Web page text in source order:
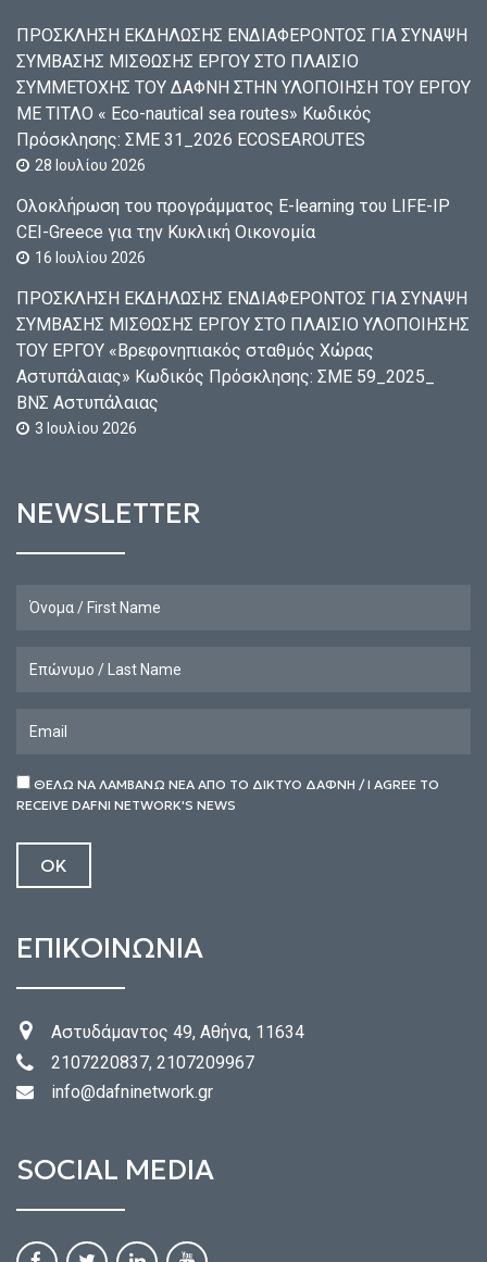
ΠΡΟΣΚΛΗΣΗ ΕΚΔΗΛΩΣΗΣ ΕΝΔΙΑΦΕΡΟΝΤΟΣ ΓΙΑ ΣΥΝΑΨΗ
ΣΥΜΒΑΣΗΣ ΜΙΣΘΩΣΗΣ ΕΡΓΟΥ ΣΤΟ ΠΛΑΙΣΙΟ
ΣΥΜΜΕΤΟΧΗΣ ΤΟΥ ΔΑΦΝΗ ΣΤΗΝ ΥΛΟΠΟΙΗΣΗ ΤΟΥ ΕΡΓΟΥ
ΜΕ ΤΙΤΛΟ « Eco-nautical sea routes» Κωδικός
Πρόσκλησης: ΣΜΕ 31_2026 ECOSEAROUTES
28 Ιουλίου 2026
Ολοκλήρωση του προγράμματος E-learning του LIFE-IP
CEI-Greece για την Κυκλική Οικονομία
16 Ιουλίου 2026
ΠΡΟΣΚΛΗΣΗ ΕΚΔΗΛΩΣΗΣ ΕΝΔΙΑΦΕΡΟΝΤΟΣ ΓΙΑ ΣΥΝΑΨΗ
ΣΥΜΒΑΣΗΣ ΜΙΣΘΩΣΗΣ ΕΡΓΟΥ ΣΤΟ ΠΛΑΙΣΙΟ ΥΛΟΠΟΙΗΣΗΣ
ΤΟΥ ΕΡΓΟΥ «Βρεφονηπιακός σταθμός Χώρας
Αστυπάλαιας» Κωδικός Πρόσκλησης: ΣΜΕ 59_2025_
ΒΝΣ Αστυπάλαιας
3 Ιουλίου 2026
NEWSLETTER
ΘΕΛΩ ΝΑ ΛΑΜΒΑΝΩ ΝΕΑ ΑΠΟ ΤΟ ΔΙΚΤΥΟ ΔΑΦΝΗ / I AGREE TO
RECEIVE DAFNI NETWORK'S NEWS
ΕΠΙΚΟΙΝΩΝΙΑ
Αστυδάμαντος 49, Αθήνα, 11634
2107220837, 2107209967
info@dafninetwork.gr
SOCIAL MEDIA